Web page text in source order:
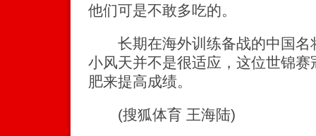
他们可是不敢多吃的。
长期在海外训练备战的中国名
小风天并不是很适应，这位世锦
肥来提高成绩。
(搜狐体育 王海陆)